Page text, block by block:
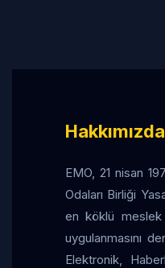
Hakkımızda
EMO, 21 nisan
Odaları Birliği
en köklü meslek
uygulanmasını
Elektronik,